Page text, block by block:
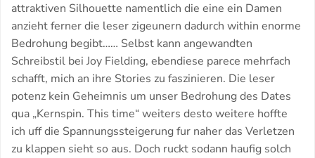
attraktiven Silhouette namentlich die eine ein Damen
anzieht ferner die leser zigeunern dadurch within enorme
Bedrohung begibt…… Selbst kann angewandten
Schreibstil bei Joy Fielding, ebendiese parece mehrfach
schafft, mich an ihre Stories zu faszinieren. Die leser
potenz kein Geheimnis um unser Bedrohung des Dates
qua „Kernspin. This time“ weiters desto weitere hoffte
ich uff die Spannungssteigerung fur naher das Verletzen
zu klappen sieht so aus. Doch ruckt sodann haufig solch